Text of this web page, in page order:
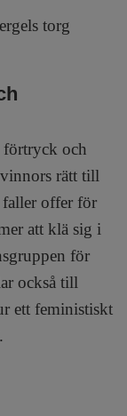
torg
förtryck och
rätt till
offer för
att klä sig i
för
också till
ett feministiskt